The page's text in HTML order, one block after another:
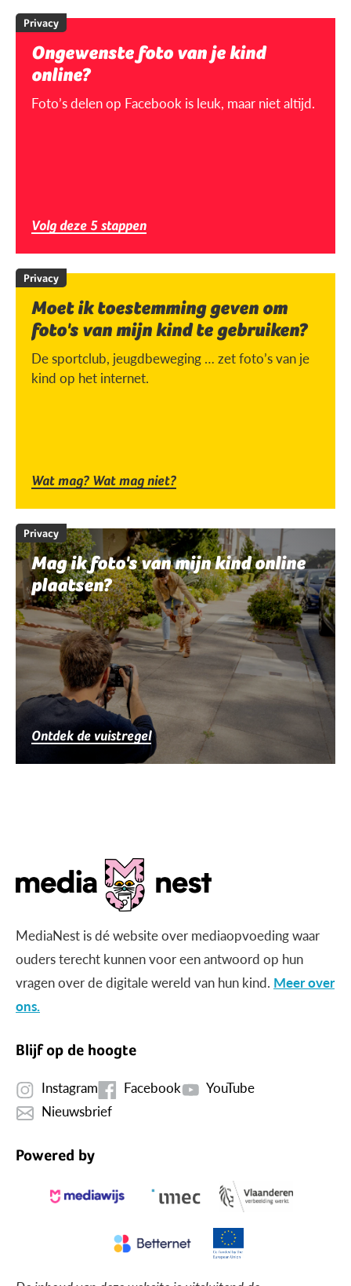
Privacy
Ongewenste foto van je kind
online?
Foto’s delen op Facebook is leuk, maar niet altijd.
Volg deze 5 stappen
Privacy
Moet ik toestemming geven om
foto's van mijn kind te gebruiken?
De sportclub, jeugdbeweging … zet foto’s van je
kind op het internet.
Wat mag? Wat mag niet?
Privacy
Mag ik foto's van mijn kind online
plaatsen?
Ontdek de vuistregel
MediaNest is dé website over mediaopvoeding waar
ouders terecht kunnen voor een antwoord op hun
vragen over de digitale wereld van hun kind. Meer over
ons.
Blijf op de hoogte
Instagram Facebook
YouTube
Nieuwsbrief
Powered by